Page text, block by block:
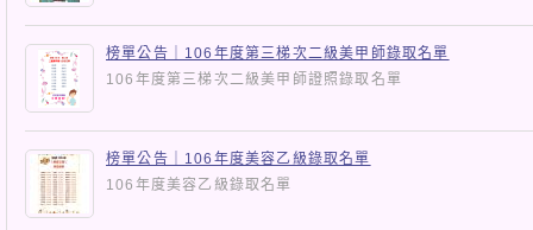
榜單公告｜106年度第三梯次二級美甲師錄取名單
106年度第三梯次二級美甲師證照錄取名單
榜單公告｜106年度美容乙級錄取名單
106年度美容乙級錄取名單